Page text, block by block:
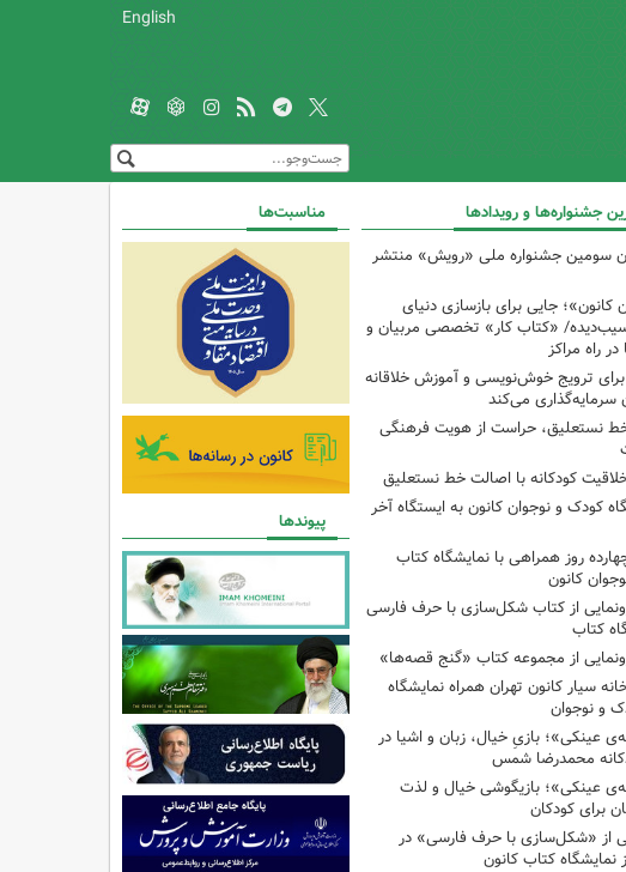
English
جشنواره‌ها و رویدادها
سومین جشنواره ملی «رویش» منتشر
کانون»؛ جایی برای بازسازی دنیای
«کتاب کار» تخصصی مربیان و
راه مراکز
برای ترویج خوش‌نویسی و آموزش خلاقانه
سرمایه‌گذاری می‌کند
نستعلیق، حراست از هویت فرهنگی
کودکانه با اصالت خط نستعلیق
کودک و نوجوان کانون به ایستگاه آخر
روز همراهی با نمایشگاه کتاب
کانون
از کتاب شکل‌سازی با حرف فارسی
کتاب
از مجموعه کتاب «گنج قصه‌ها»
سیار کانون تهران همراه نمایشگاه
و نوجوان
عینکی»؛ بازیِ خیال، زبان و اشیا در
محمدرضا شمس
عینکی»؛ بازیگوشی خیال و لذت
برای کودکان
از «شکل‌سازی با حرف فارسی» در
نمایشگاه کتاب کانون
مناسبت‌ها
پیوندها